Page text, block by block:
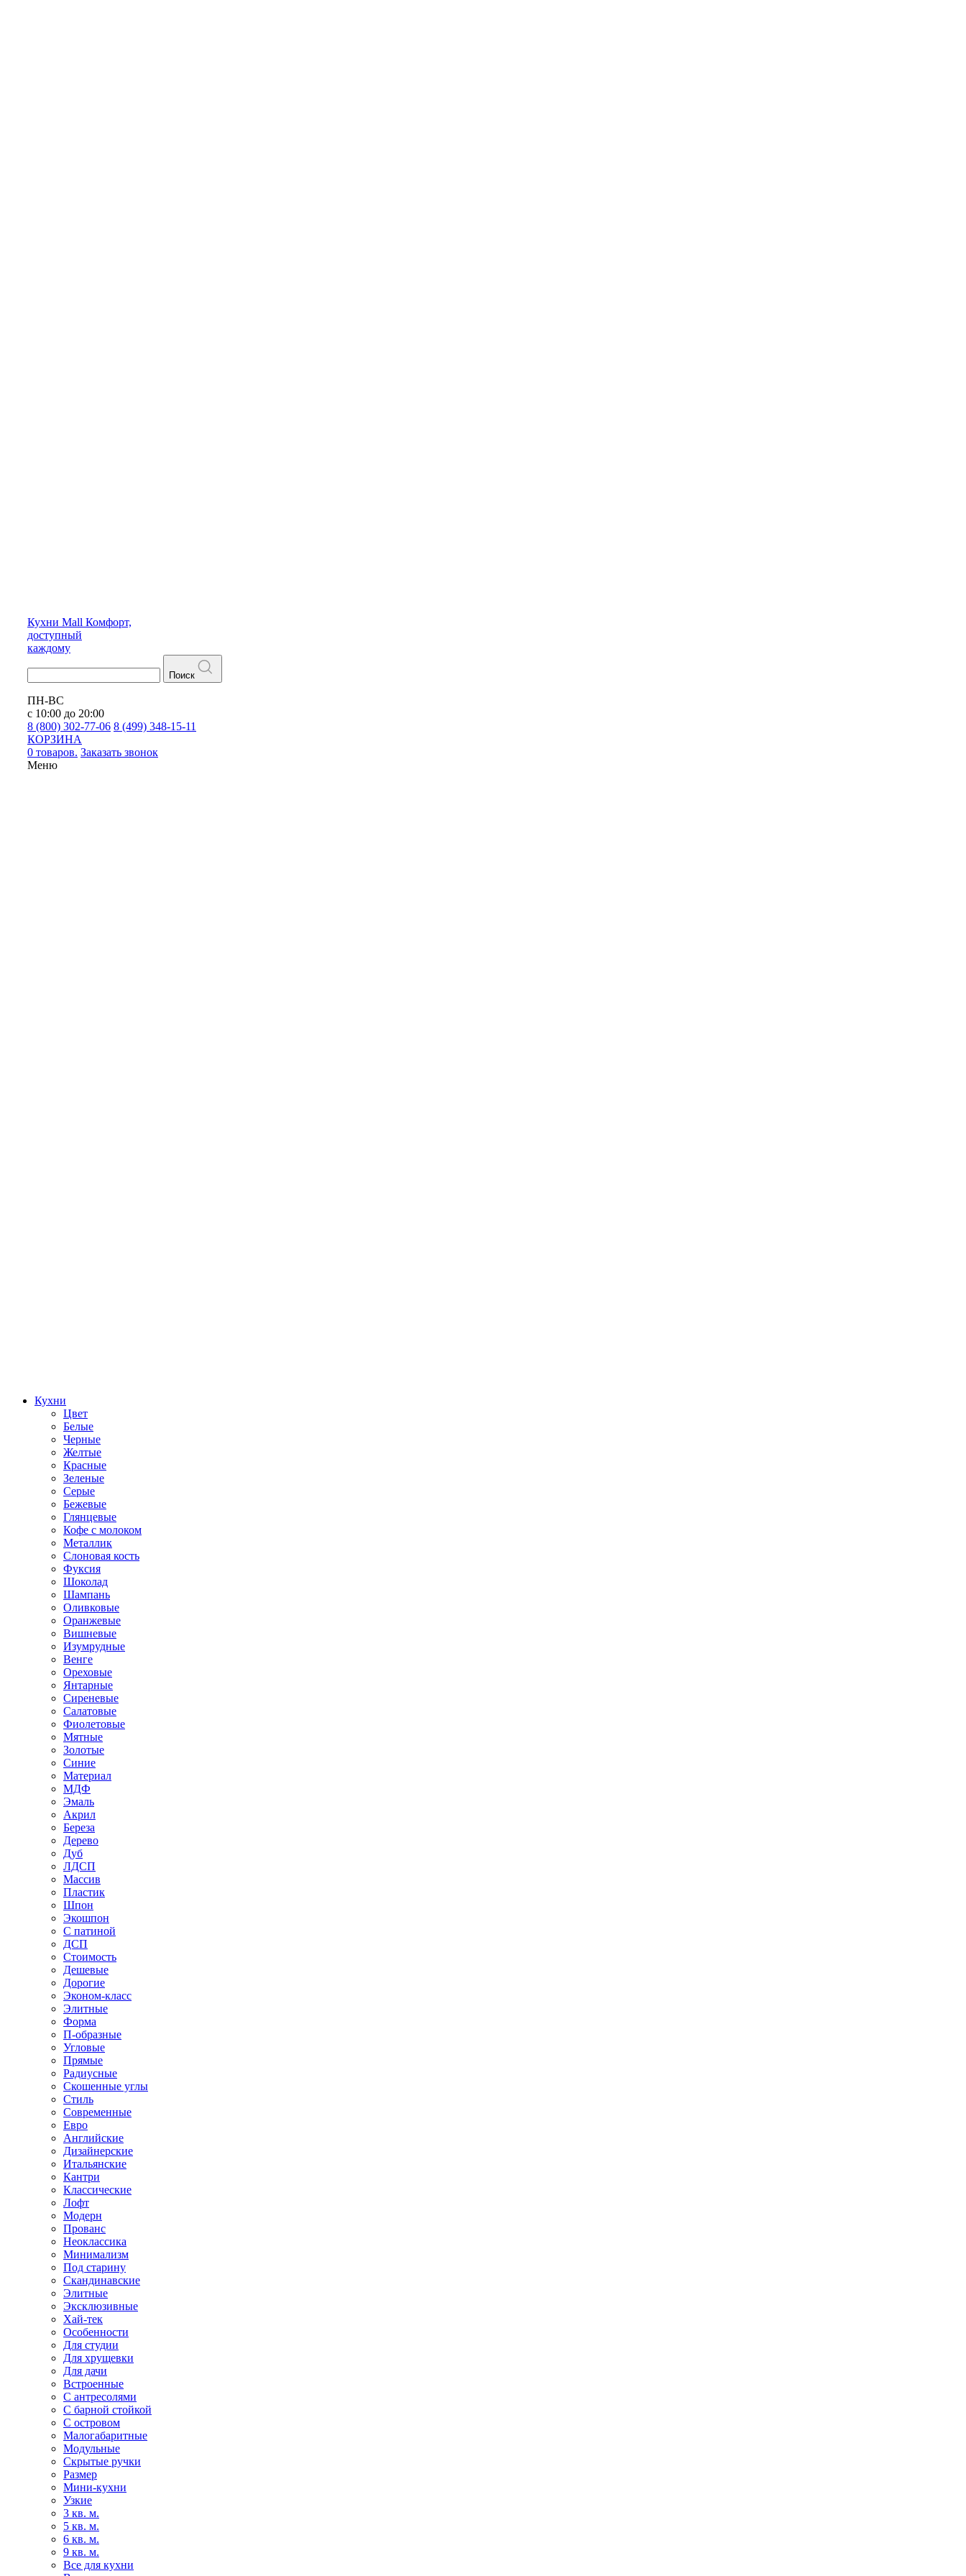
Кухни Mall Комфорт,
доступный
каждому
Поиск
ПН-ВС
с 10:00 до 20:00
8 (800) 302-77-06 8 (499) 348-15-11
КОРЗИНА
0 товаров. Заказать звонок
Меню
Кухни
Цвет
Белые
Черные
Желтые
Красные
Зеленые
Серые
Бежевые
Глянцевые
Кофе с молоком
Металлик
Слоновая кость
Фуксия
Шоколад
Шампань
Оливковые
Оранжевые
Вишневые
Изумрудные
Венге
Ореховые
Янтарные
Сиреневые
Салатовые
Фиолетовые
Мятные
Золотые
Синие
Материал
МДФ
Эмаль
Акрил
Береза
Дерево
Дуб
ЛДСП
Массив
Пластик
Шпон
Экошпон
С патиной
ДСП
Стоимость
Дешевые
Дорогие
Эконом-класс
Элитные
Форма
П-образные
Угловые
Прямые
Радиусные
Скошенные углы
Стиль
Современные
Евро
Английские
Дизайнерские
Итальянские
Кантри
Классические
Лофт
Модерн
Прованс
Неоклассика
Минимализм
Под старину
Скандинавские
Элитные
Эксклюзивные
Хай-тек
Особенности
Для студии
Для хрущевки
Для дачи
Встроенные
С антресолями
С барной стойкой
С островом
Малогабаритные
Модульные
Скрытые ручки
Размер
Мини-кухни
Узкие
3 кв. м.
5 кв. м.
6 кв. м.
9 кв. м.
Все для кухни